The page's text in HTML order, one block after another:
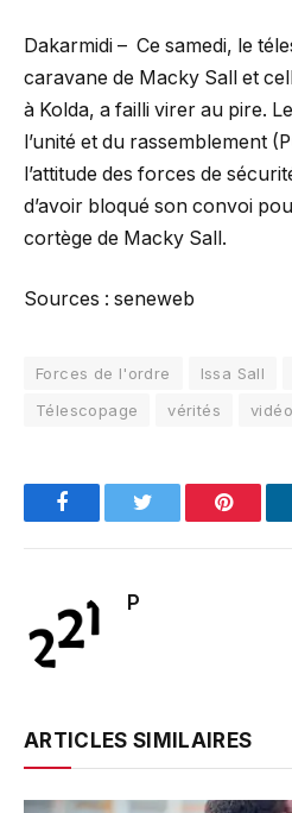
Dakarmidi – Ce samedi, le
caravane de Macky Sall et
à Kolda, a failli virer au pire.
l’unité et du rassemblement
l’attitude des forces de
d’avoir bloqué son convoi
cortège de Macky Sall.
Sources : seneweb
Forces de l'ordre Issa Sall
Télescopage
vérités vidéo
FacebookTwitter
P
ARTICLES SIMILAIRES